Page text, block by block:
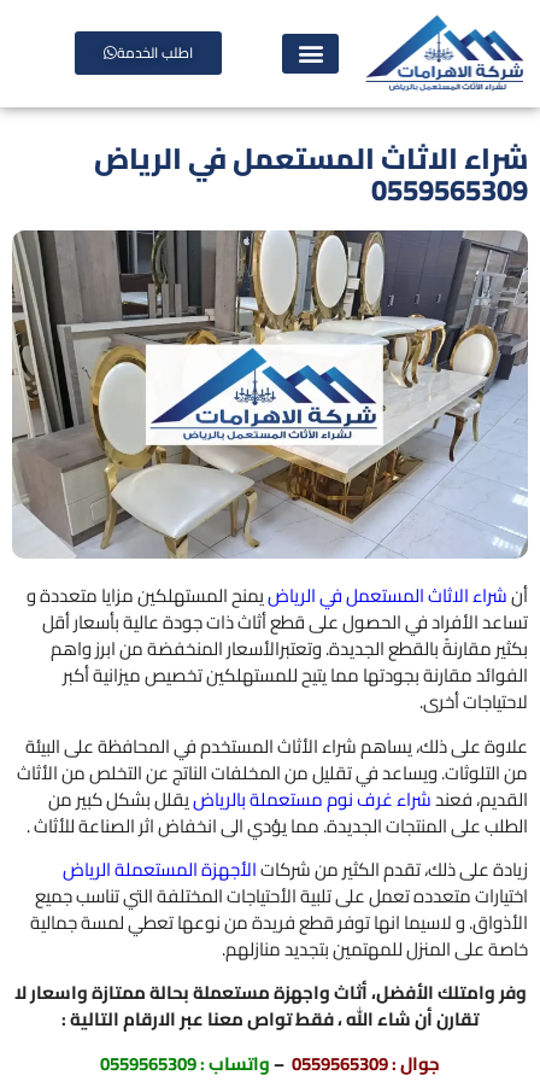
اطلب الخدمة
الاثاث المستعمل في الرياض
الاثاث المستعمل في الرياضيمنح المستهلكين مزايا متعددة و
الأفراد في الحصول على قطع أثاث ذات جودة عالية بأسعار أقل
مقارنةً بالقطع الجديدة. وتعتبرالأسعار المنخفضة من ابرز واهم
مقارنة بجودتها مما يتيح للمستهلكين تخصيص ميزانية أكبر
أخرى.
على ذلك، يساهم شراء الأثاث المستخدم في المحافظة على البيئة
ويساعد في تقليل من المخلفات الناتج عن التخلص من الأثاث
فعندشراء غرف نوم مستعملة بالرياضيقلل بشكل كبير من
على المنتجات الجديدة. مما يؤدي الى انخفاض اثر الصناعة للأثاث .
على ذلك، تقدم الكثير من شركاتالأجهزة المستعملة الرياض
متعدده تعمل على تلبية الأحتياجات المختلفة التي تناسب جميع
و لاسيما انها توفر قطع فريدة من نوعها تعطي لمسة جمالية
على المنزل للمهتمين بتجديد منازلهم.
وامتلك الأفضل، أثاث واجهزة مستعملة بحالة ممتازة واسعار لا
تقارن أن شاء الله ، فقط تواص معنا عبر الارقام التالية :
جوال :0559565309
–واتساب :0559565309